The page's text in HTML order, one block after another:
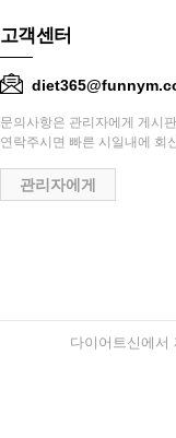
고객센터
문의사항은 관리자에게 게시
연락주시면 빠른 시일내에 회
관리자에게
다이어트신에